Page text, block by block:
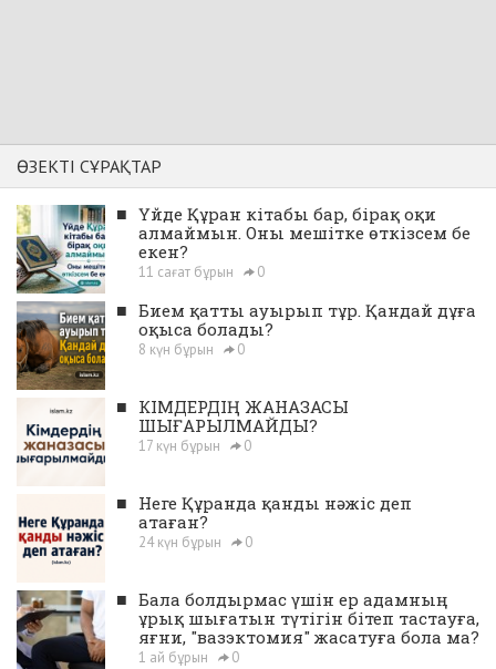
ӨЗЕКТІ СҰРАҚТАР
■ Үйде Құран кітабы бар, бірақ оқи
алмаймын. Оны мешітке өткізсем бе
екен?
11 сағат бұрын 0
■ Бием қатты ауырып тұр. Қандай дұға
оқыса болады?
8 күн бұрын 0
■ КІМДЕРДІҢ ЖАНАЗАСЫ
ШЫҒАРЫЛМАЙДЫ?
17 күн бұрын 0
■ Неге Құранда қанды нәжіс деп
атаған?
24 күн бұрын 0
■ Бала болдырмас үшін ер адамның
ұрық шығатын түтігін бітеп тастауға,
яғни, "вазэктомия" жасатуға бола ма?
1 ай бұрын 0